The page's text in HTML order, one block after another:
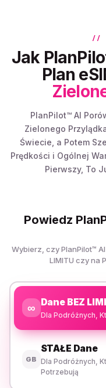
//
Jak
Plan
PlanPilot™ AI
Zielonego
Świecie, a Potem
Prędkości i Ogólnej
Pierwszy, To
Powiedz
Wybierz, czy PlanPilot™
LIMITU czy na
∞ Dane BEZ
Dla Podróżnych,
GB
STAŁE Dane
Dla Podróżnych,
Potrzebują